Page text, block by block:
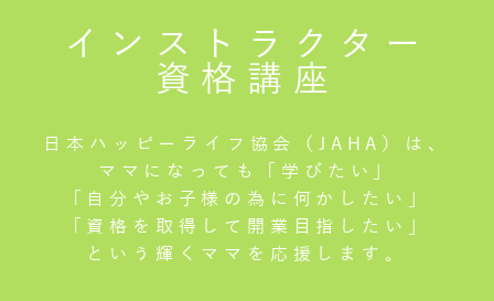
インストラクター
資格講座
日本ハッピーライフ協会（JAHA）は、
ママになっても「学びたい」
「自分やお子様の為に何かしたい」
「資格を取得して開業目指したい」
という輝くママを応援します。